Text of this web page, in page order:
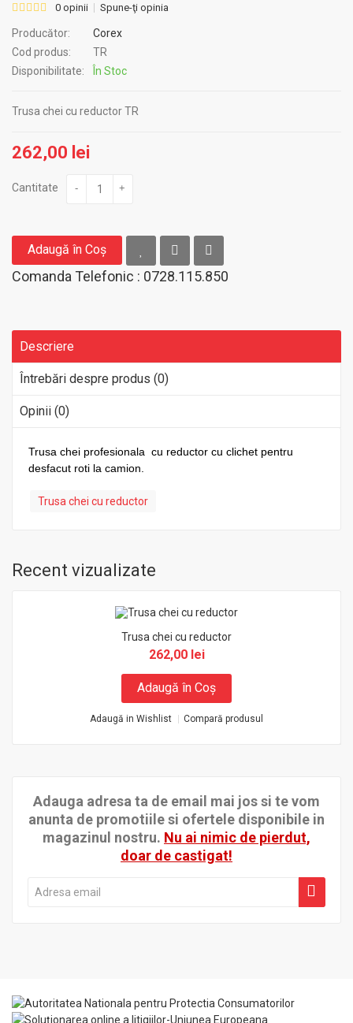
0 opinii Spune-ţi opinia
Producător:
Corex
Cod produs:
TR
Disponibilitate:
În Stoc
Trusa chei cu reductor TR
262,00 lei
Cantitate - +
Adaugă în Coş
Comanda Telefonic : 0728.115.850
Descriere
Întrebări despre produs (0)
Opinii (0)
Trusa chei profesionala cu reductor cu clichet pentru
desfacut roti la camion.
Trusa chei cu reductor
Recent vizualizate
Trusa chei cu reductor
262,00 lei
Adaugă în Coş
Adaugă in Wishlist Compară produsul
Adauga adresa ta de email mai jos si te vom
anunta de promotiile si ofertele disponibile in
magazinul nostru. Nu ai nimic de pierdut,
doar de castigat!